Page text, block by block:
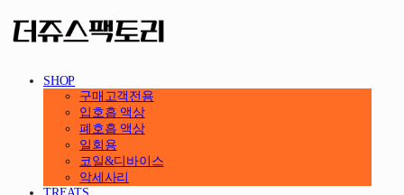
SHOP
구매고객전용
입호흡 액상
폐호흡 액상
일회용
코일&디바이스
악세사리